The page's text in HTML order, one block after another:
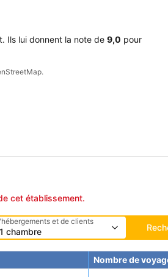
Ils lui donnent la note de 9,0 pour
cet établissement.
et de clients
chambre
Nombre de